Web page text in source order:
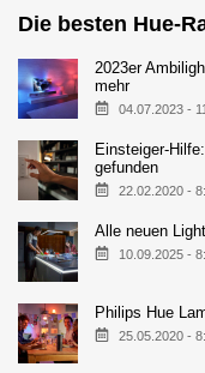
Die besten Hue-
2023er
mehr
04.07.2023 -
Einsteiger-
gefunden
22.02.2020 -
Alle neuen
10.09.2025 -
Philips Hue
25.05.2020 -